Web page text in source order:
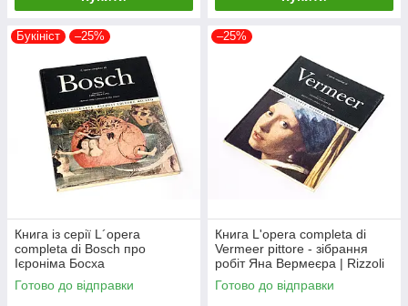
Букініст –25%
Книга із серії L´opera
completa di Bosch про
Ієроніма Босха
нідерландського художника
Готово до відправки
–25%
Книга L'opera completa di
Vermeer pittore - зібрання
робіт Яна Вермеєра | Rizzoli
Готово до відправки